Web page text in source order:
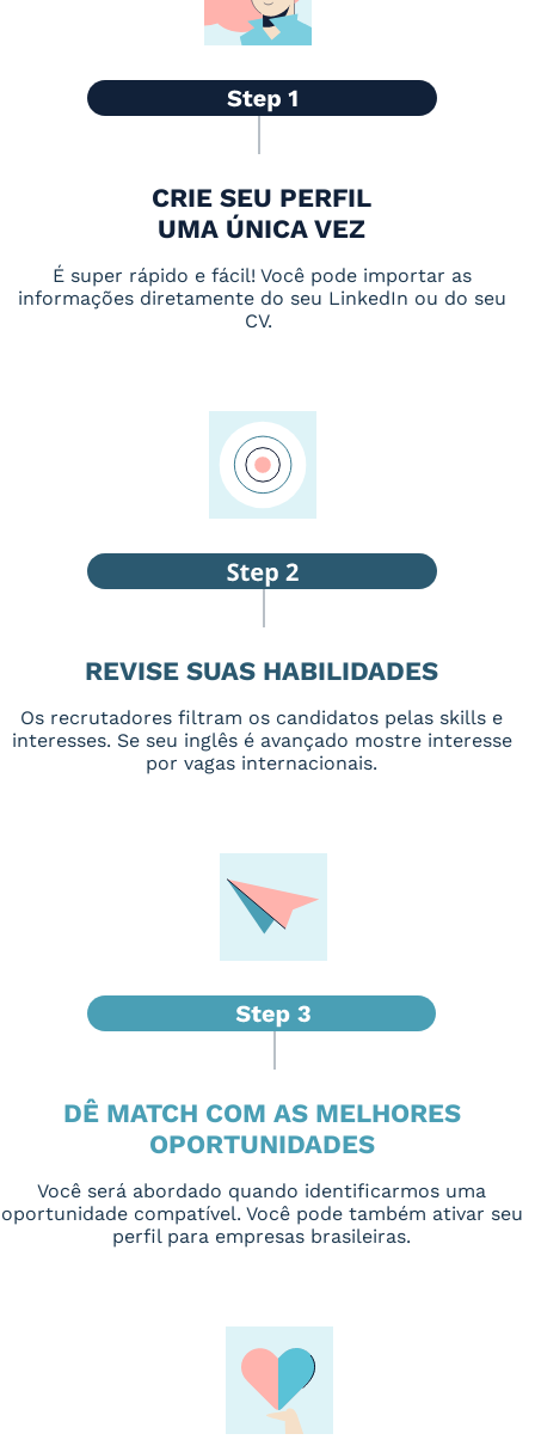
CRIE SEU PERFIL
UMA ÚNICA VEZ
É super rápido e fácil! Você pode importar as
informações diretamente do seu LinkedIn ou do seu
CV.
REVISE SUAS HABILIDADES
Os recrutadores filtram os candidatos pelas skills e
interesses. Se seu inglês é avançado mostre interesse
por vagas internacionais.
DÊ MATCH COM AS MELHORES
OPORTUNIDADES
Você será abordado quando identificarmos uma
oportunidade compatível. Você pode também ativar seu
perfil para empresas brasileiras.